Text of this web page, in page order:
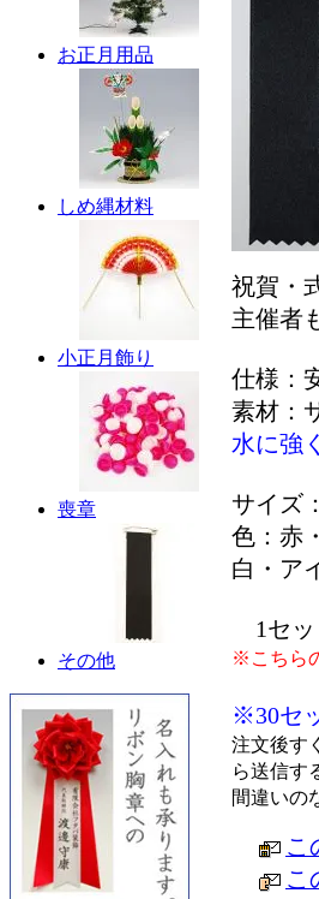
お正月用品
しめ縄材料
小正月飾り
喪章
その他
祝賀・
主催者
仕様：
素材：
水に強
サイズ
色：赤
白・ア
1セッ
※こちら
※30セ
注文後す
ら送信す
間違いの
こ
こ